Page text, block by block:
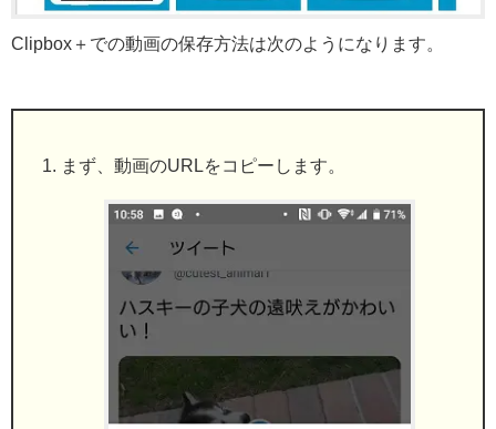
Clipbox＋での動画の保存方法は次のようになります。
まず、動画のURLをコピーします。